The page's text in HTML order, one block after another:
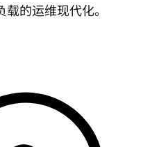
的运维现代化。